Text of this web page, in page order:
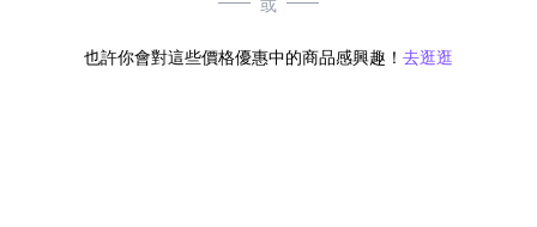
也許你會對這些價格優惠中的商品感興趣！ 去逛逛